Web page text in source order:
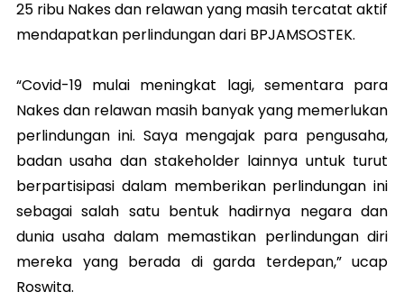
25 ribu Nakes dan relawan yang masih tercatat aktif
mendapatkan perlindungan dari BPJAMSOSTEK.
“Covid-19 mulai meningkat lagi, sementara para
Nakes dan relawan masih banyak yang memerlukan
perlindungan ini. Saya mengajak para pengusaha,
badan usaha dan stakeholder lainnya untuk turut
berpartisipasi dalam memberikan perlindungan ini
sebagai salah satu bentuk hadirnya negara dan
dunia usaha dalam memastikan perlindungan diri
mereka yang berada di garda terdepan,” ucap
Roswita.